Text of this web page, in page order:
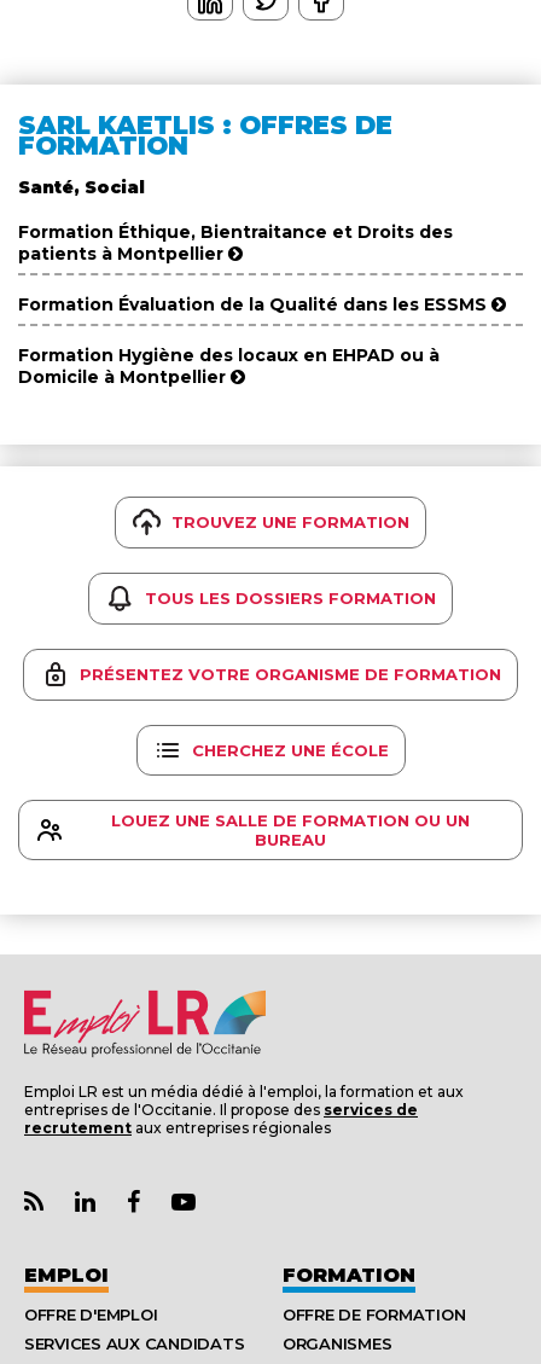
SARL KAETLIS : OFFRES DE
FORMATION
Santé, Social
Formation Éthique, Bientraitance et Droits des
patients à Montpellier
Formation Évaluation de la Qualité dans les ESSMS
Formation Hygiène des locaux en EHPAD ou à
Domicile à Montpellier
TROUVEZ UNE FORMATION
TOUS LES DOSSIERS FORMATION
PRÉSENTEZ VOTRE ORGANISME DE FORMATION
CHERCHEZ UNE ÉCOLE
LOUEZ UNE SALLE DE FORMATION OU UN
BUREAU
Emploi LR est un média dédié à l'emploi, la formation et aux
entreprises de l'Occitanie. Il propose des services de
recrutement aux entreprises régionales
EMPLOI
OFFRE D'EMPLOI
SERVICES AUX CANDIDATS
FORMATION
OFFRE DE FORMATION
ORGANISMES